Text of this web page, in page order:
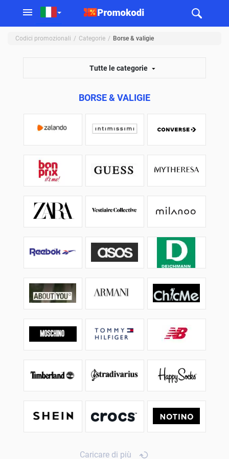
Codici promozionali Categorie Borse & valigie
Tutte le categorie
BORSE & VALIGIE
Caricare di più